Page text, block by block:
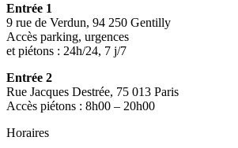
Entrée 1
9 rue de Verdun, 94 250 Gentilly
Accès parking, urgences
et piétons : 24h/24, 7 j/7
Entrée 2
Rue Jacques Destrée, 75 013 Paris
Accès piétons : 8h00 – 20h00
Horaires